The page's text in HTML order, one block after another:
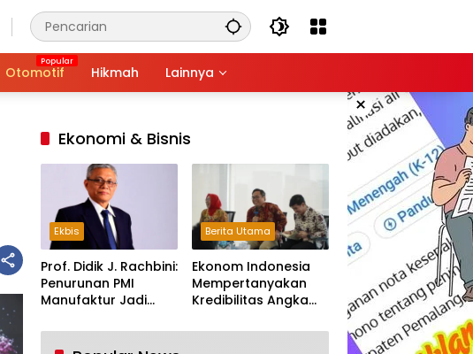
Otomotif Hikmah Lainnya
×
Ekonomi & Bisnis
Ekbis
Prof. Didik J. Rachbini:
Penurunan PMI
Manufaktur Jadi
Industri Nasional
Berita Utama
Ekonom Indonesia
Mempertanyakan
Kredibilitas Angka
Tumbuh Tapi Rapuh